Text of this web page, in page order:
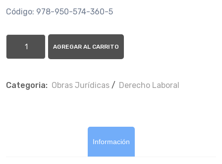
Código: 978-950-574-360-5
AGREGAR AL CARRITO
Categoria: Obras Jurí­dicas / Derecho Laboral
Información